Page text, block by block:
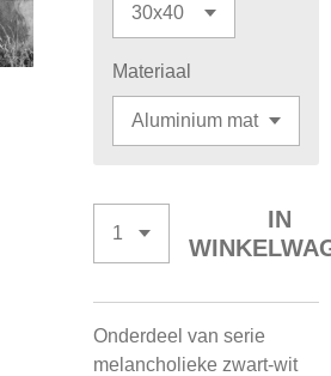
Materiaal
IN
Onderdeel van serie
melancholieke zwart-wit